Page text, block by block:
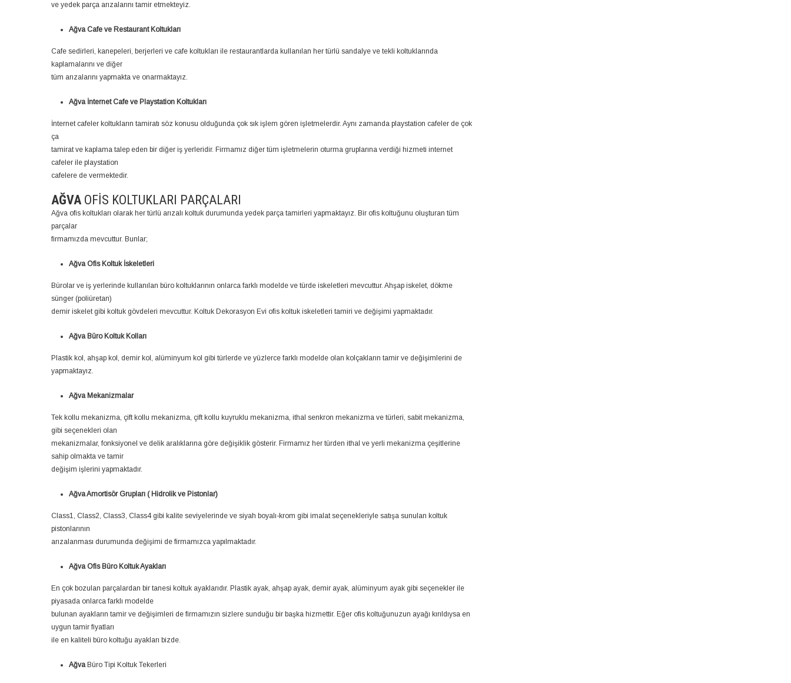
ve yedek parça arızalarını tamir etmekteyiz.
Ağva Cafe ve Restaurant Koltukları
Cafe sedirleri, kanepeleri, berjerleri ve cafe koltukları ile restaurantlarda kullanılan her türlü sandalye ve tekli koltuklarında
kaplamalarını ve diğer
tüm arızalarını yapmakta ve onarmaktayız.
Ağva İnternet Cafe ve Playstation Koltukları
İnternet cafeler koltukların tamiratı söz konusu olduğunda çok sık işlem gören işletmelerdir. Aynı zamanda playstation cafeler de çok
ça
tamirat ve kaplama talep eden bir diğer iş yerleridir. Firmamız diğer tüm işletmelerin oturma gruplarına verdiği hizmeti internet
cafeler ile playstation
cafelere de vermektedir.
AĞVA OFIS KOLTUKLARI PARÇALARI
Ağva ofis koltukları olarak her türlü arızalı koltuk durumunda yedek parça tamirleri yapmaktayız. Bir ofis koltuğunu oluşturan tüm
parçalar
firmamızda mevcuttur. Bunlar;
Ağva Ofis Koltuk İskeletleri
Bürolar ve iş yerlerinde kullanılan büro koltuklarının onlarca farklı modelde ve türde iskeletleri mevcuttur. Ahşap iskelet, dökme
sünger (poliüretan)
demir iskelet gibi koltuk gövdeleri mevcuttur. Koltuk Dekorasyon Evi ofis koltuk iskeletleri tamiri ve değişimi yapmaktadır.
Ağva Büro Koltuk Kolları
Plastik kol, ahşap kol, demir kol, alüminyum kol gibi türlerde ve yüzlerce farklı modelde olan kolçakların tamir ve değişimlerini de
yapmaktayız.
Ağva Mekanizmalar
Tek kollu mekanizma, çift kollu mekanizma, çift kollu kuyruklu mekanizma, ithal senkron mekanizma ve türleri, sabit mekanizma,
gibi seçenekleri olan
mekanizmalar, fonksiyonel ve delik aralıklarına göre değişiklik gösterir. Firmamız her türden ithal ve yerli mekanizma çeşitlerine
sahip olmakta ve tamir
değişim işlerini yapmaktadır.
Ağva Amortisör Grupları ( Hidrolik ve Pistonlar)
Class1, Class2, Class3, Class4 gibi kalite seviyelerinde ve siyah boyalı-krom gibi imalat seçenekleriyle satışa sunulan koltuk
pistonlarının
arızalanması durumunda değişimi de firmamızca yapılmaktadır.
Ağva Ofis Büro Koltuk Ayakları
En çok bozulan parçalardan bir tanesi koltuk ayaklarıdır. Plastik ayak, ahşap ayak, demir ayak, alüminyum ayak gibi seçenekler ile
piyasada onlarca farklı modelde
bulunan ayakların tamir ve değişimleri de firmamızın sizlere sunduğu bir başka hizmettir. Eğer ofis koltuğunuzun ayağı kırıldıysa en
uygun tamir fiyatları
ile en kaliteli büro koltuğu ayakları bizde.
Ağva Büro Tipi Koltuk Tekerleri